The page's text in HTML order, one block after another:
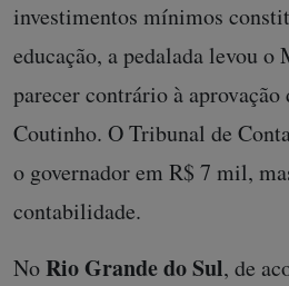
investimentos mínimos
educação, a pedalada levou
parecer contrário à aprovação
Coutinho. O Tribunal de
o governador em R$ 7 mil,
contabilidade.
NoRio Grande do Sul, de